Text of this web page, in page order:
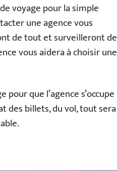
voyage pour la simple
une agence vous
de tout et surveilleront de
vous aidera à choisir une
que l’agence s’occupe
des billets, du vol, tout sera